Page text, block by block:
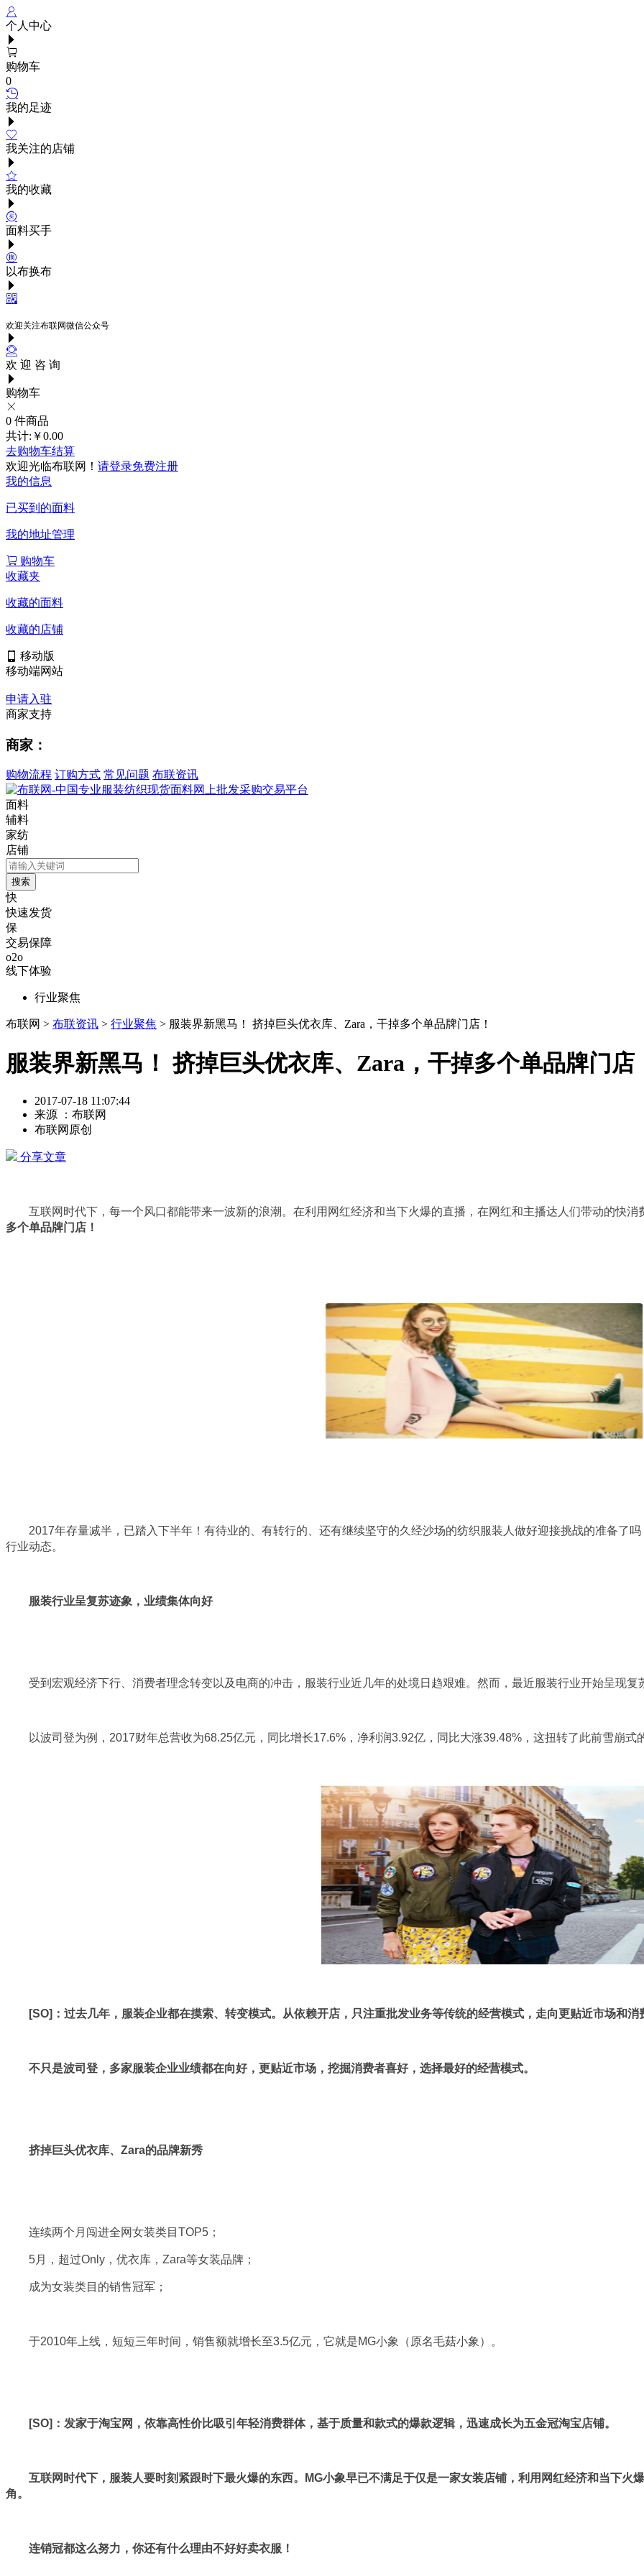
个人中心
购物车
0
我的足迹
我关注的店铺
我的收藏
面料买手
以布换布
欢迎关注布联网微信公众号
欢 迎 咨 询
购物车
0 件商品
共计: ￥0.00
去购物车结算
欢迎光临布联网！ 请登录免费注册
我的信息
已买到的面料
我的地址管理
购物车
收藏夹
收藏的面料
收藏的店铺
移动版
移动端网站
申请入驻
商家支持
商家：
购物流程 订购方式 常见问题 布联资讯
面料
辅料
家纺
店铺
快
快速发货
保
交易保障
o2o
线下体验
行业聚焦
布联网 > 布联资讯 > 行业聚焦 > 服装界新黑马！ 挤掉巨头优衣库、Zara，干掉多个单品牌门店！
服装界新黑马！ 挤掉巨头优衣库、Zara，干掉多个单品牌门店
2017-07-18 11:07:44
来源 ：布联网
布联网原创
分享文章
互联网时代下，每一个风口都能带来一波新的浪潮。在利用网红经济和当下火爆的直播，在网红和主播达人们带动的快消
多个单品牌门店！
2017年存量减半，已踏入下半年！有待业的、有转行的、还有继续坚守的久经沙场的纺织服装人做好迎接挑战的准备了
行业动态。
服装行业呈复苏迹象，业绩集体向好
受到宏观经济下行、消费者理念转变以及电商的冲击，服装行业近几年的处境日趋艰难。然而，最近服装行业开始呈现复
以波司登为例，2017财年总营收为68.25亿元，同比增长17.6%，净利润3.92亿，同比大涨39.48%，这扭转了此前雪崩式
[SO]：过去几年，服装企业都在摸索、转变模式。从依赖开店，只注重批发业务等传统的经营模式，走向更贴近市场和消
不只是波司登，多家服装企业业绩都在向好，更贴近市场，挖掘消费者喜好，选择最好的经营模式。
挤掉巨头优衣库、Zara的品牌新秀
连续两个月闯进全网女装类目TOP5；
5月，超过Only，优衣库，Zara等女装品牌；
成为女装类目的销售冠军；
于2010年上线，短短三年时间，销售额就增长至3.5亿元，它就是MG小象（原名毛菇小象）。
[SO]：发家于淘宝网，依靠高性价比吸引年轻消费群体，基于质量和款式的爆款逻辑，迅速成长为五金冠淘宝店铺。
互联网时代下，服装人要时刻紧跟时下最火爆的东西。MG小象早已不满足于仅是一家女装店铺，利用网红经济和当下火
角。
连销冠都这么努力，你还有什么理由不好好卖衣服！